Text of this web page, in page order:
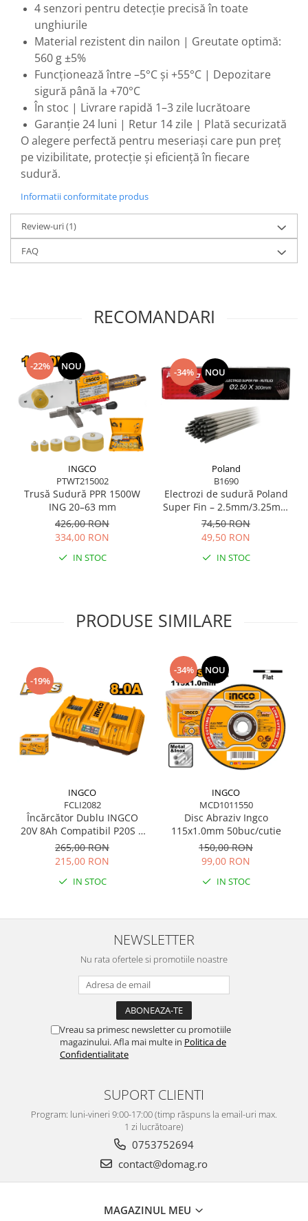
Suflantă frunze
Suporturi laptop
Tirbușoane și deschizătoare de
Trafalet
Trimmere
Trusă tubulare
Unelte pentru altoit
Unelte pentru grădină
Greble
Motoforeze și Burghie de Pământ
Ventilatoare
4 senzori pentru detecție precisă în toate
unghiurile
Material rezistent din nailon | Greutate optimă:
560 g ±5%
Funcționează între –5°C și +55°C | Depozitare
sigură până la +70°C
În stoc | Livrare rapidă 1–3 zile lucrătoare
Garanție 24 luni | Retur 14 zile | Plată securizată
O alegere perfectă pentru meseriași care pun preț
pe vizibilitate, protecție și eficiență în fiecare
sudură.
Informatii conformitate produs
Review-uri(1)
FAQ
RECOMANDARI
-22% NOU
INGCO
PTWT215002
Trusă Sudură PPR 1500W
ING 20–63 mm
426,00 RON
334,00 RON
IN STOC
-34% NOU
Poland
B1690
Electrozi de sudură Poland
Super Fin – 2.5mm/3.25mm
Rutilici, 2.5 kg
74,50 RON
49,50 RON
IN STOC
PRODUSE SIMILARE
-19%
INGCO
FCLI2082
Încărcător Dublu INGCO
20V 8Ah Compatibil P20S 2
Sloturi
265,00 RON
215,00 RON
IN STOC
-34% NOU
INGCO
MCD1011550
Disc Abraziv Ingco
115x1.0mm 50buc/cutie
150,00 RON
99,00 RON
IN STOC
NEWSLETTER
Nu rata ofertele si promotiile noastre
Vreau sa primesc newsletter cu promotiile
magazinului. Afla mai multe in Politica de
Confidentialitate
SUPORT CLIENTI
Program: luni-vineri 9:00-17:00 (timp răspuns la email-uri max.
1 zi lucrătoare)
0753752694
contact@domag.ro
MAGAZINUL MEU